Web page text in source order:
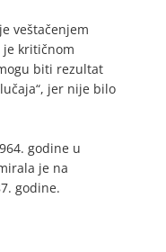
veštačenjem
je kritičnom
biti rezultat
jer nije bilo
godine u
je na
godine.